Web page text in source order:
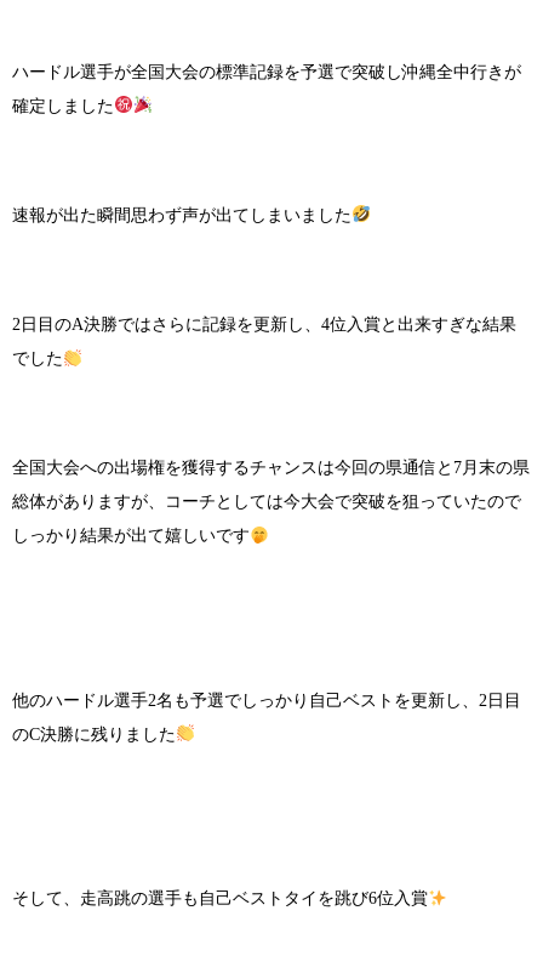
ハードル選手が全国大会の標準記録を予選で突破し沖縄全中行きが
確定しました
速報が出た瞬間思わず声が出てしまいました
2日目のA決勝ではさらに記録を更新し、4位入賞と出来すぎな結果
でした
全国大会への出場権を獲得するチャンスは今回の県通信と7月末の県
総体がありますが、コーチとしては今大会で突破を狙っていたので
しっかり結果が出て嬉しいです
他のハードル選手2名も予選でしっかり自己ベストを更新し、2日目
のC決勝に残りました
そして、走高跳の選手も自己ベストタイを跳び6位入賞